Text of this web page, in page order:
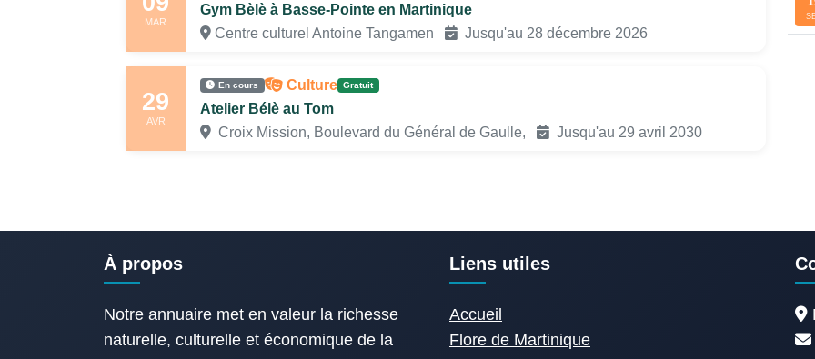
MAR
Gym Bèlè à Basse-Pointe en Martinique
Centre culturel Antoine Tangamen
Jusqu'au 28 décembre 2026
29
AVR
En cours Culture Gratuit
Atelier Bélè au Tom
Croix Mission, Boulevard du Général de Gaulle,
Jusqu'au 29 avril 2030
À propos
Notre annuaire met en valeur la richesse
naturelle, culturelle et économique de la
Liens utiles
Accueil
Flore de Martinique